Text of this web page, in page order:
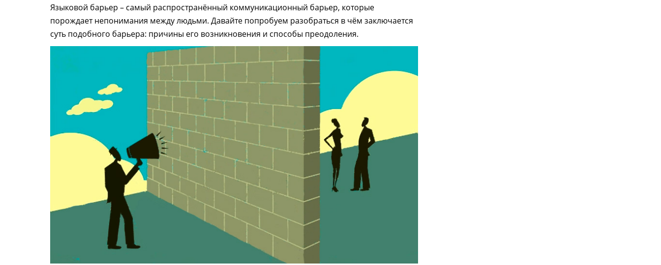
Языковой барьер – самый распространённый коммуникационный барьер, которые
порождает непонимания между людьми. Давайте попробуем разобраться в чём заключается
суть подобного барьера: причины его возникновения и способы преодоления.